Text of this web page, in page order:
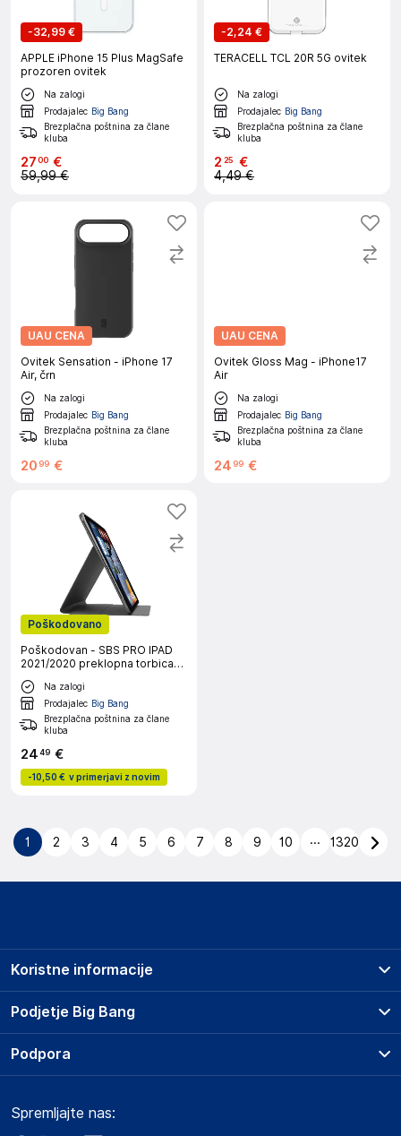
-32,99 €
APPLE iPhone 15 Plus MagSafe
prozoren ovitek
Na zalogi
Prodajalec Big Bang
Brezplačna poštnina za člane
kluba
2700 €
59,99 €
-2,24 €
TERACELL TCL 20R 5G ovitek
Na zalogi
Prodajalec Big Bang
Brezplačna poštnina za člane
kluba
2 25 €
4,49 €
UAU CENA
Ovitek Sensation - iPhone 17
Air, črn
Na zalogi
Prodajalec Big Bang
Brezplačna poštnina za člane
kluba
20 99 €
UAU CENA
Ovitek Gloss Mag - iPhone17
Air
Na zalogi
Prodajalec Big Bang
Brezplačna poštnina za člane
kluba
24 99 €
Poškodovano
Poškodovan - SBS PRO IPAD
2021/2020 preklopna torbica
črna
Na zalogi
Prodajalec Big Bang
Brezplačna poštnina za člane
kluba
2449 €
-10,50 € v primerjavi z novim
1 2 3 4 5 6 7 8 9 10 ... 1320
Podjetje Big Bang
O podjetju
Obvestila za javnost
Koristne informacije
Prodajna mesta
Storitve
Dostava, vnos in odvoz
Podpora
Marketplace
Spremljajte nas: